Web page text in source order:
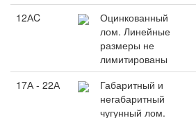
12АC
Оцинкованный
лом. Линейные
размеры не
лимитированы
17А - 22А
Габаритный и
негабаритный
чугунный лом.